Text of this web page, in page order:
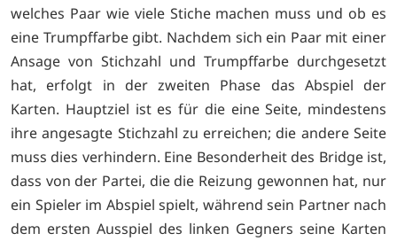
welches Paar wie viele Stiche machen muss und ob es
eine Trumpffarbe gibt. Nachdem sich ein Paar mit einer
Ansage von Stichzahl und Trumpffarbe durchgesetzt
hat, erfolgt in der zweiten Phase das Abspiel der
Karten. Hauptziel ist es für die eine Seite, mindestens
ihre angesagte Stichzahl zu erreichen; die andere Seite
muss dies verhindern. Eine Besonderheit des Bridge ist,
dass von der Partei, die die Reizung gewonnen hat, nur
ein Spieler im Abspiel spielt, während sein Partner nach
dem ersten Ausspiel des linken Gegners seine Karten